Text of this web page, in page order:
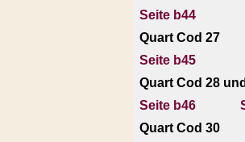
Seite b44
Quart Cod 27
Seite b45
Quart Cod 28
Seite b46
Quart Cod 30